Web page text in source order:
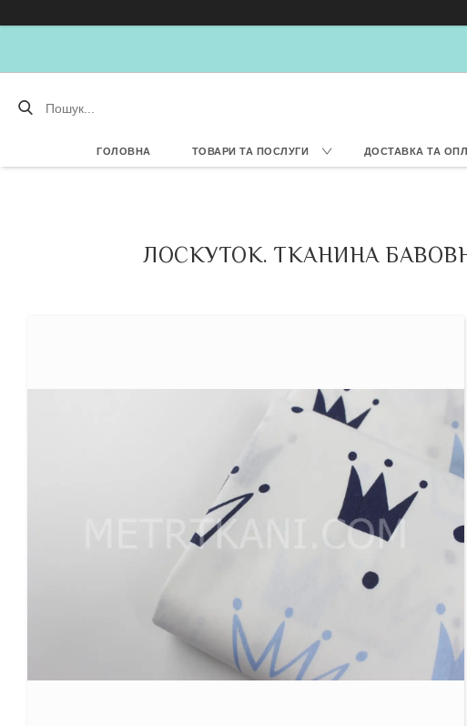
ГОЛОВНА ТОВАРИ ТА ПОСЛУГИ ДОСТАВКА ТА
ЛОСКУТОК. ТКАНИНА